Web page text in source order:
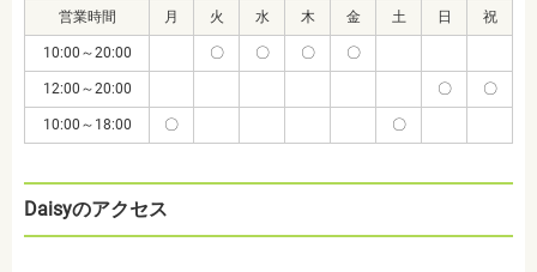
営業時間 月 火 水 木 金 土 日 祝
10:00～20:00 〇 〇 〇 〇
12:00～20:00 〇 〇
10:00～18:00 〇 〇
Daisyのアクセス